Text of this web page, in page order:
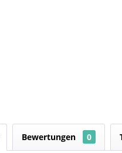
Bewertungen 0